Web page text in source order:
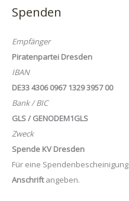
Spenden
Empfänger
Piratenpartei Dresden
IBAN
DE33 4306 0967 1329 3957 00
Bank / BIC
GLS / GENODEM1GLS
Zweck
Spende KV Dresden
Für eine Spendenbescheinigung
Anschriftangeben.